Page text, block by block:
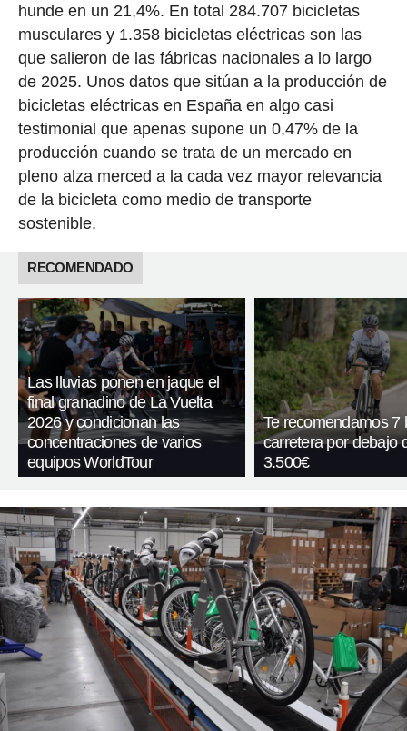
hunde en un 21,4%. En total 284.707 bicicletas
musculares y 1.358 bicicletas eléctricas son las
que salieron de las fábricas nacionales a lo largo
de 2025. Unos datos que sitúan a la producción de
bicicletas eléctricas en España en algo casi
testimonial que apenas supone un 0,47% de la
producción cuando se trata de un mercado en
pleno alza merced a la cada vez mayor relevancia
de la bicicleta como medio de transporte
sostenible.
RECOMENDADO
Las lluvias ponen en jaque el
final granadino de La Vuelta
2026 y condicionan las
concentraciones de varios
equipos WorldTour
Te recomendamos 7
carretera por debajo
3.500€